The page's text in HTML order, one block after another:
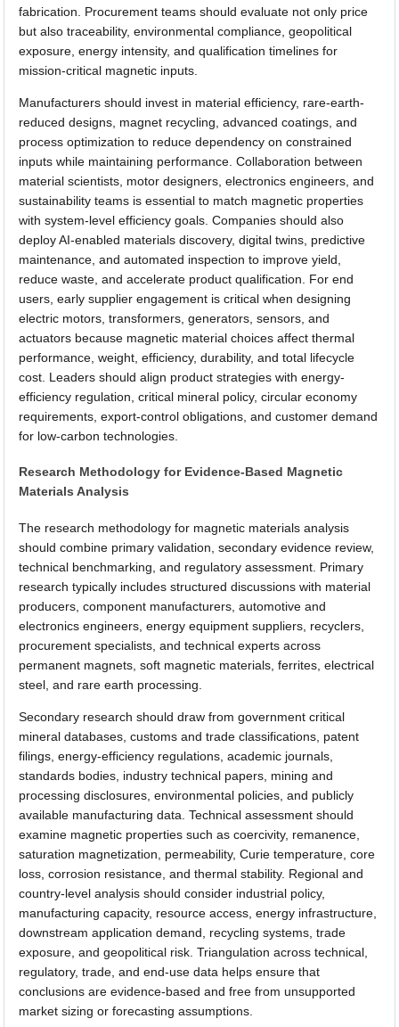
fabrication. Procurement teams should evaluate not only price
but also traceability, environmental compliance, geopolitical
exposure, energy intensity, and qualification timelines for
mission-critical magnetic inputs.
Manufacturers should invest in material efficiency, rare-earth-
reduced designs, magnet recycling, advanced coatings, and
process optimization to reduce dependency on constrained
inputs while maintaining performance. Collaboration between
material scientists, motor designers, electronics engineers, and
sustainability teams is essential to match magnetic properties
with system-level efficiency goals. Companies should also
deploy AI-enabled materials discovery, digital twins, predictive
maintenance, and automated inspection to improve yield,
reduce waste, and accelerate product qualification. For end
users, early supplier engagement is critical when designing
electric motors, transformers, generators, sensors, and
actuators because magnetic material choices affect thermal
performance, weight, efficiency, durability, and total lifecycle
cost. Leaders should align product strategies with energy-
efficiency regulation, critical mineral policy, circular economy
requirements, export-control obligations, and customer demand
for low-carbon technologies.
Research Methodology for Evidence-Based Magnetic
Materials Analysis
The research methodology for magnetic materials analysis
should combine primary validation, secondary evidence review,
technical benchmarking, and regulatory assessment. Primary
research typically includes structured discussions with material
producers, component manufacturers, automotive and
electronics engineers, energy equipment suppliers, recyclers,
procurement specialists, and technical experts across
permanent magnets, soft magnetic materials, ferrites, electrical
steel, and rare earth processing.
Secondary research should draw from government critical
mineral databases, customs and trade classifications, patent
filings, energy-efficiency regulations, academic journals,
standards bodies, industry technical papers, mining and
processing disclosures, environmental policies, and publicly
available manufacturing data. Technical assessment should
examine magnetic properties such as coercivity, remanence,
saturation magnetization, permeability, Curie temperature, core
loss, corrosion resistance, and thermal stability. Regional and
country-level analysis should consider industrial policy,
manufacturing capacity, resource access, energy infrastructure,
downstream application demand, recycling systems, trade
exposure, and geopolitical risk. Triangulation across technical,
regulatory, trade, and end-use data helps ensure that
conclusions are evidence-based and free from unsupported
market sizing or forecasting assumptions.